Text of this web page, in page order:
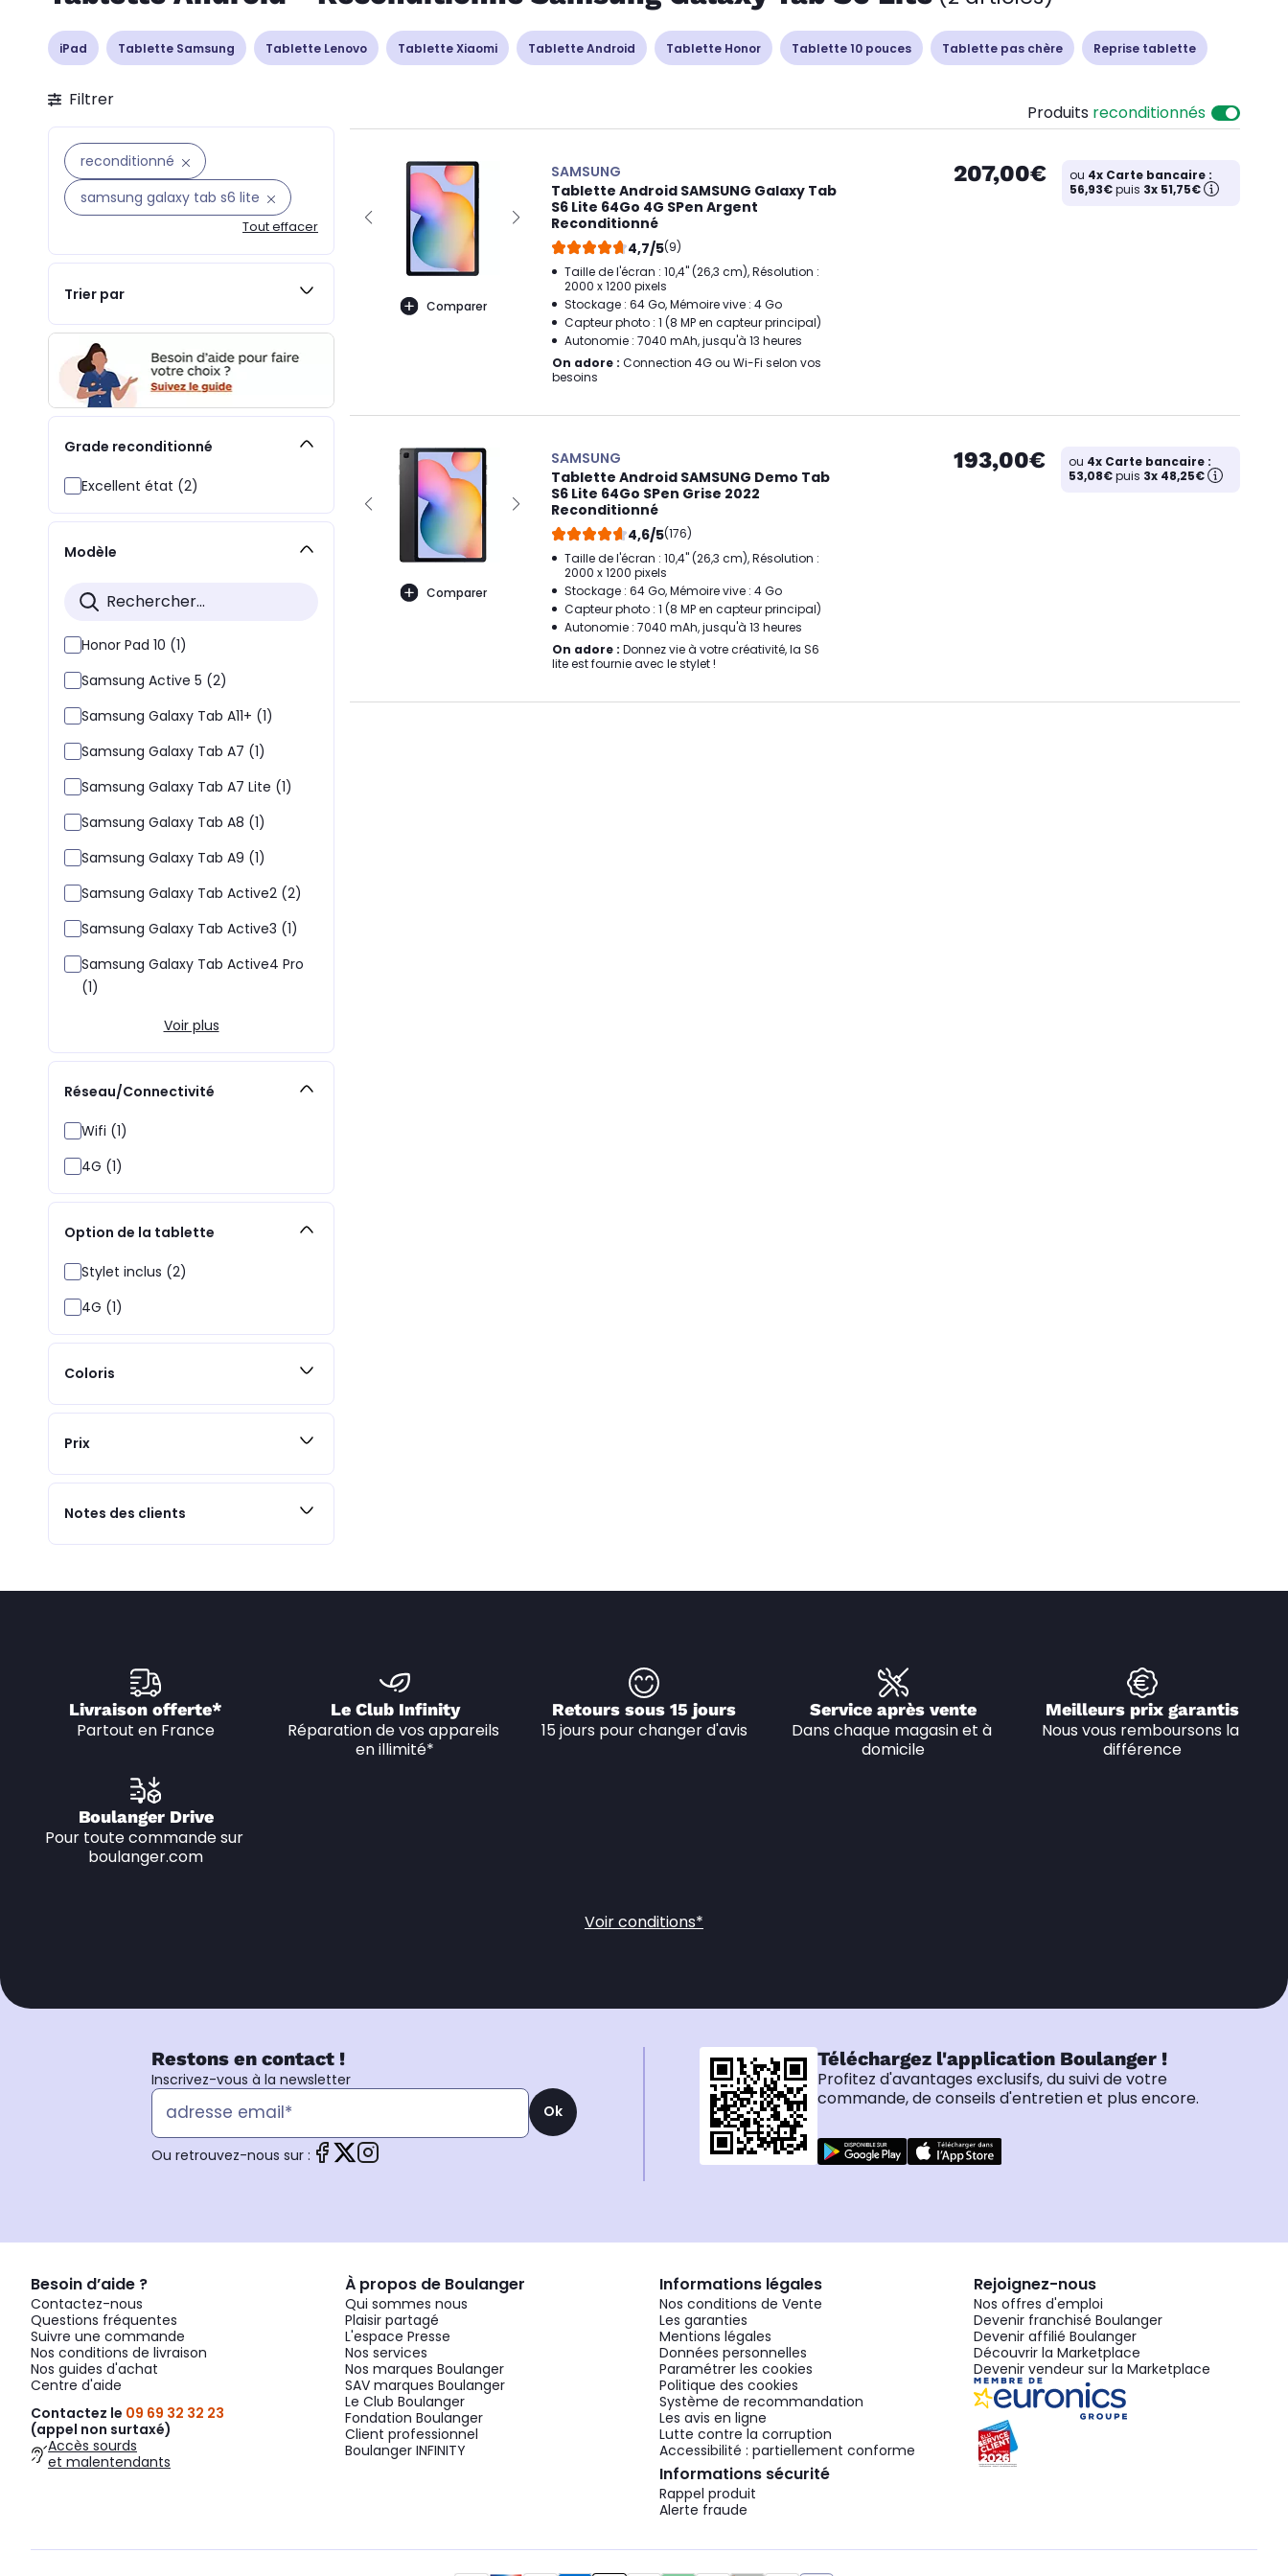
iPad Tablette Samsung Tablette Lenovo Tablette Xiaomi Tablette Android Tablette Honor Tablette 10 pouces Tablette pas chère Reprise tablette
Filtrer
reconditionné
samsung galaxy tab s6 lite
Tout effacer
Trier par
Grade reconditionné
Excellent état (2)
Modèle
Honor Pad 10 (1)
Samsung Active 5 (2)
Samsung Galaxy Tab A11+ (1)
Samsung Galaxy Tab A7 (1)
Samsung Galaxy Tab A7 Lite (1)
Samsung Galaxy Tab A8 (1)
Samsung Galaxy Tab A9 (1)
Samsung Galaxy Tab Active2 (2)
Samsung Galaxy Tab Active3 (1)
Samsung Galaxy Tab Active4 Pro
(1)
Voir plus
Réseau/Connectivité
Wifi (1)
4G (1)
Option de la tablette
Stylet inclus (2)
4G (1)
Coloris
Prix
Notes des clients
Produits reconditionnés
Comparer
SAMSUNG
Tablette Android SAMSUNG Galaxy Tab
S6 Lite 64Go 4G SPen Argent
Reconditionné
4,7/5(9)
Taille de l'écran : 10,4" (26,3 cm), Résolution :
2000 x 1200 pixels
Stockage : 64 Go, Mémoire vive : 4 Go
Capteur photo : 1 (8 MP en capteur principal)
Autonomie : 7040 mAh, jusqu'à 13 heures
On adore : Connection 4G ou Wi-Fi selon vos
besoins
207,00€ ou 4x Carte bancaire :
56,93€puis 3x 51,75€
Comparer
SAMSUNG
Tablette Android SAMSUNG Demo Tab
S6 Lite 64Go SPen Grise 2022
Reconditionné
4,6/5(176)
Taille de l'écran : 10,4" (26,3 cm), Résolution :
2000 x 1200 pixels
Stockage : 64 Go, Mémoire vive : 4 Go
Capteur photo : 1 (8 MP en capteur principal)
Autonomie : 7040 mAh, jusqu'à 13 heures
On adore : Donnez vie à votre créativité, la S6
lite est fournie avec le stylet !
193,00€ ou 4x Carte bancaire :
53,08€puis 3x 48,25€
Livraison offerte*
Partout en France
Le Club Infinity
Réparation de vos appareils
en illimité*
Retours sous 15 jours
15 jours pour changer d'avis
Service après vente
Dans chaque magasin et à
domicile
Meilleurs prix garantis
Nous vous remboursons la
différence
Boulanger Drive
Pour toute commande sur
boulanger.com
Voir conditions*
Restons en contact !
Inscrivez-vous à la newsletter
Ok
Ou retrouvez-nous sur :
Téléchargez l'application Boulanger !
Profitez d'avantages exclusifs, du suivi de votre
commande, de conseils d'entretien et plus encore.
Besoin d’aide ?
Contactez-nous
Questions fréquentes
Suivre une commande
Nos conditions de livraison
Nos guides d'achat
Centre d'aide
Contactez le 09 69 32 32 23
(appel non surtaxé)
Accès sourds
et malentendants
À propos de Boulanger
Qui sommes nous
Plaisir partagé
L'espace Presse
Nos services
Nos marques Boulanger
SAV marques Boulanger
Le Club Boulanger
Fondation Boulanger
Client professionnel
Boulanger INFINITY
Informations légales
Nos conditions de Vente
Les garanties
Mentions légales
Données personnelles
Paramétrer les cookies
Politique des cookies
Système de recommandation
Les avis en ligne
Lutte contre la corruption
Accessibilité : partiellement conforme
Informations sécurité
Rappel produit
Alerte fraude
Rejoignez-nous
Nos offres d'emploi
Devenir franchisé Boulanger
Devenir affilié Boulanger
Découvrir la Marketplace
Devenir vendeur sur la Marketplace